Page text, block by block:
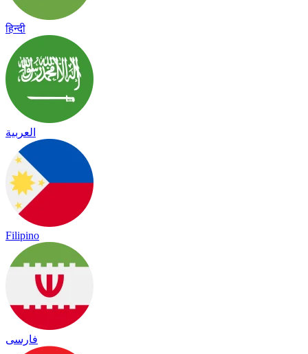
हिन्दी
العربية
Filipino
فارسی